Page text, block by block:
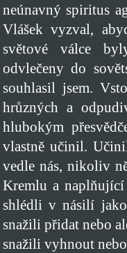
neúnavný spiritus
Vlášek vyzval,
světové válce
odvlečeny do
souhlasil jsem.
hrůzných a
hlubokým
vlastně učinil.
vedle nás, nikoliv
Kremlu a
shlédli v násilí
snažili přidat nebo
snažili vyhnout